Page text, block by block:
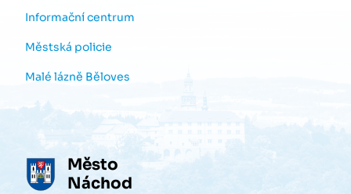
Informační centrum
Městská policie
Malé lázně Běloves
Město
Náchod